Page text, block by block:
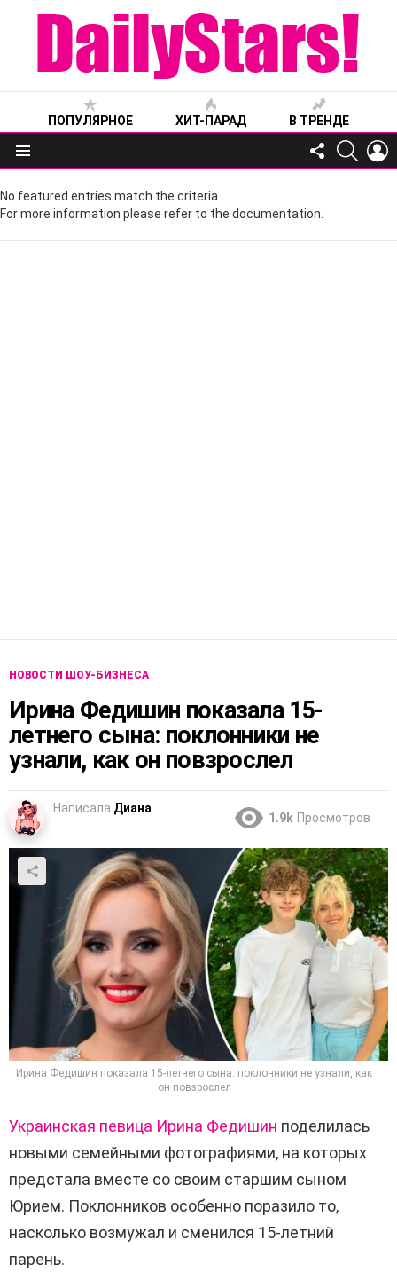
ПОПУЛЯРНОЕ ХИТ-ПАРАД В ТРЕНДЕ
Меню
FOLLOW
US
No featured entries match the criteria.
For more information please refer to the documentation.
НОВОСТИ ШОУ-БИЗНЕСА
Ирина Федишин показала 15-
летнего сына: поклонники не
узнали, как он повзрослел
Написала Диана
1.9k Просмотров
Ирина Федишин показала 15-летнего сына: поклонники не узнали, как
он повзрослел
Украинская певица Ирина Федишин поделилась
новыми семейными фотографиями, на которых
предстала вместе со своим старшим сыном
Юрием. Поклонников особенно поразило то,
насколько возмужал и сменился 15-летний
парень.